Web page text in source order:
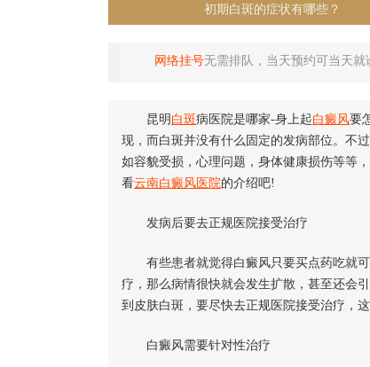
初期白斑的症状有哪些？
网络挂号无需排队，当天预约可当天就
昆明 白斑病医院是哪家-身上起白癜风要
现，而白斑并没有什么固定的发病部位。不
如容貌受损，心理问题，身体健康损伤等等
看云南白癜风医院的介绍吧!
发病后要去正规医院接受治疗
有些患者就觉得白癜风只要买点药吃就可
疗，那么病情很快就会发生扩散，甚至还会
到皮肤白斑，要尽快去正规医院接受治疗，
白癜风需要针对性治疗